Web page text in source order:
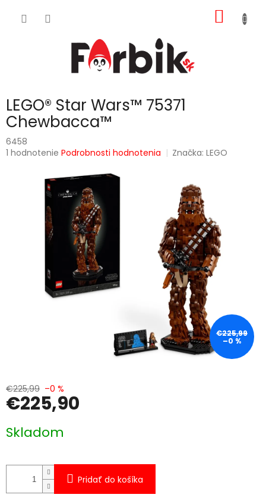
KOŠÍK
LEGO® Star Wars™ 75371
Chewbacca™
6458
Priemerné
hviezdičiek.
1 hodnotenie Podrobnosti hodnotenia Značka:LEGO
€225,99
–0 %
€225,99 –0 %
€225,90
cena:
Skladom
Pridať do košíka